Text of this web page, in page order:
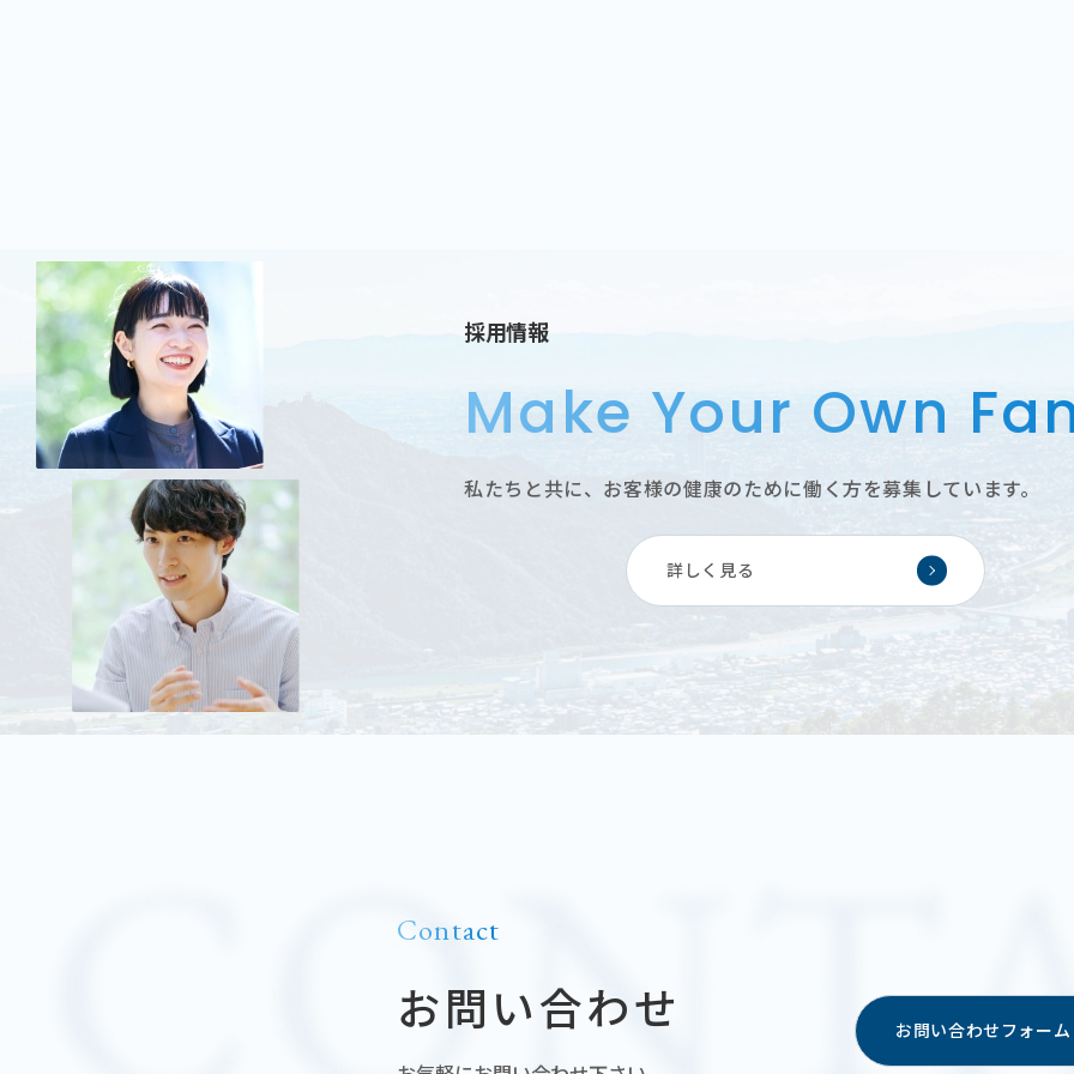
採用情報
Make Your Own
私たちと共に、お客様の健康のために働く方を募集しています。
詳しく見る
Contact
お問い合わせ お問い合わせフォーム